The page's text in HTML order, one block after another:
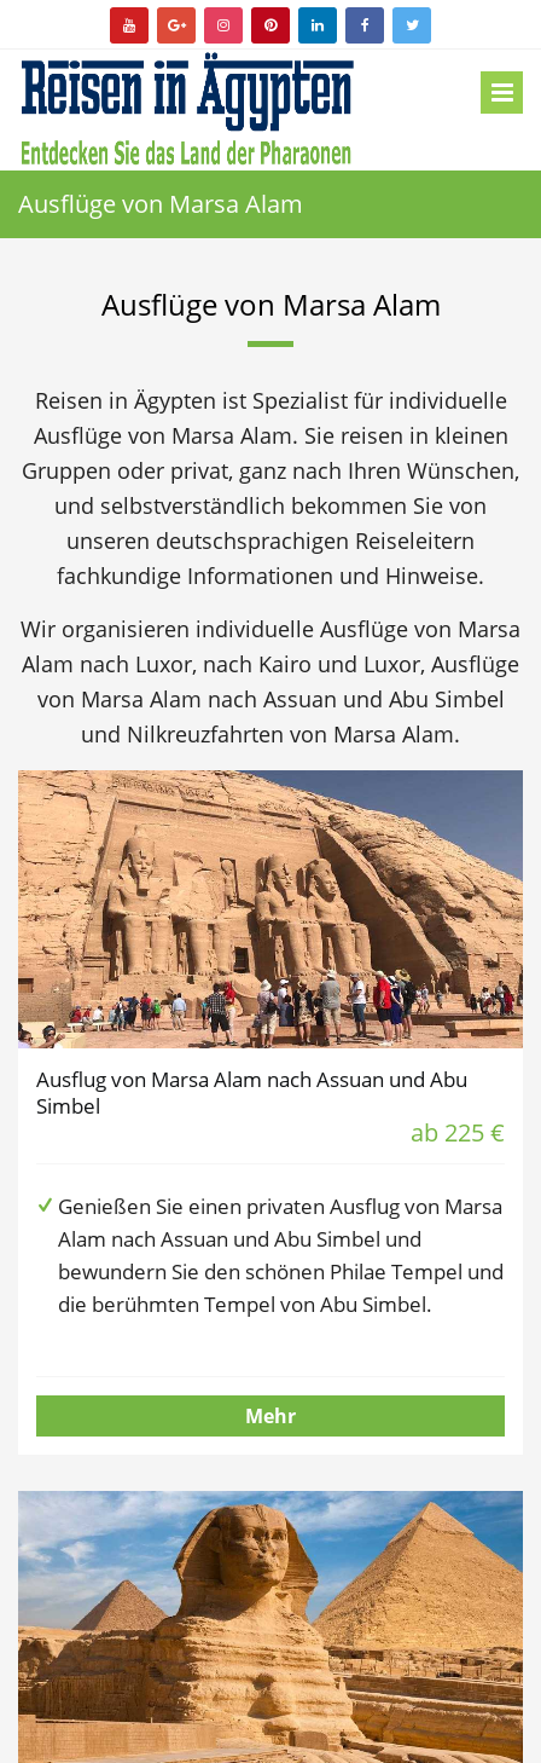
Ausflüge von Marsa Alam
Ausflüge von Marsa Alam
Reisen in Ägypten ist Spezialist für individuelle
Ausflüge von Marsa Alam. Sie reisen in kleinen
Gruppen oder privat, ganz nach Ihren Wünschen,
und selbstverständlich bekommen Sie von
unseren deutschsprachigen Reiseleitern
fachkundige Informationen und Hinweise.
Wir organisieren individuelle Ausflüge von Marsa
Alam nach Luxor, nach Kairo und Luxor, Ausflüge
von Marsa Alam nach Assuan und Abu Simbel
und Nilkreuzfahrten von Marsa Alam.
Ausflug von Marsa Alam nach Assuan und Abu
Simbel
ab 225 €
Genießen Sie einen privaten Ausflug von Marsa
Alam nach Assuan und Abu Simbel und
bewundern Sie den schönen Philae Tempel und
die berühmten Tempel von Abu Simbel.
Mehr